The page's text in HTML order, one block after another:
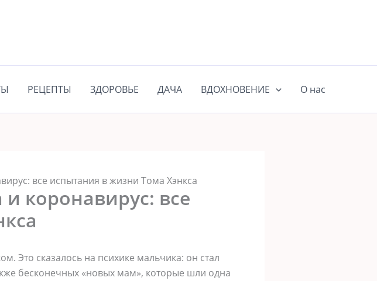
РЕЦЕПТЫ ЗДОРОВЬЕ ДАЧА ВДОХНОВЕНИЕ О нас
все испытания в жизни Тома Хэнкса
коронавирус: все
Это сказалось на психике мальчика: он стал
бесконечных «новых мам», которые шли одна